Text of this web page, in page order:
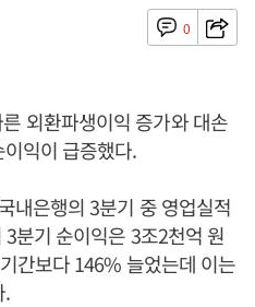
0
외환파생이익 증가와 대손
익이 급증했다.
내은행의 3분기 중 영업실적
분기 순이익은 3조2천억 원
간보다 146% 늘었는데 이는
.